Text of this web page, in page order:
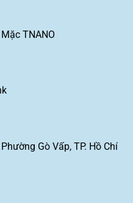
TNANO
Gò Vấp, TP. Hồ Chí